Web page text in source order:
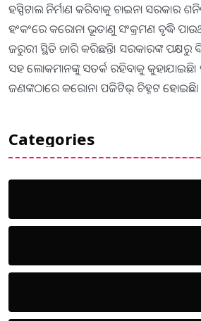
ହସ୍ପିଟାଲ ନିର୍ମାଣ କରିବାକୁ ଚାଇନା ସରକାର
ହଂକଂରେ କରୋନା ଭୂତାଣୁ ସଂକ୍ରମଣ ବୃଦ୍ଧି
ଜରୁରୀ ସ୍ଥିତି ଜାରି କରିଛନ୍ତି। ସରକାରଙ୍କ
ସହ ଲୋକମାନଙ୍କୁ ସତର୍କ ରହିବାକୁ କୁହାଯାଇଛି।
ଜଣଙ୍କଠାରେ କରୋନା ପଜିଟିଭ୍‌ ଚିହ୍ନଟ ହୋଇଛି।
Categories